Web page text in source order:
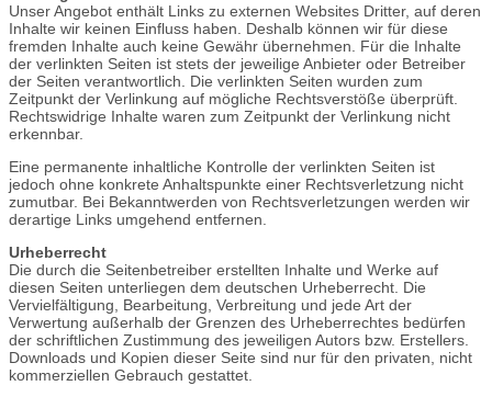
Unser Angebot enthält Links zu externen Websites Dritter, auf deren
Inhalte wir keinen Einfluss haben. Deshalb können wir für diese
fremden Inhalte auch keine Gewähr übernehmen. Für die Inhalte
der verlinkten Seiten ist stets der jeweilige Anbieter oder Betreiber
der Seiten verantwortlich. Die verlinkten Seiten wurden zum
Zeitpunkt der Verlinkung auf mögliche Rechtsverstöße überprüft.
Rechtswidrige Inhalte waren zum Zeitpunkt der Verlinkung nicht
erkennbar.
Eine permanente inhaltliche Kontrolle der verlinkten Seiten ist
jedoch ohne konkrete Anhaltspunkte einer Rechtsverletzung nicht
zumutbar. Bei Bekanntwerden von Rechtsverletzungen werden wir
derartige Links umgehend entfernen.
Urheberrecht
Die durch die Seitenbetreiber erstellten Inhalte und Werke auf
diesen Seiten unterliegen dem deutschen Urheberrecht. Die
Vervielfältigung, Bearbeitung, Verbreitung und jede Art der
Verwertung außerhalb der Grenzen des Urheberrechtes bedürfen
der schriftlichen Zustimmung des jeweiligen Autors bzw. Erstellers.
Downloads und Kopien dieser Seite sind nur für den privaten, nicht
kommerziellen Gebrauch gestattet.